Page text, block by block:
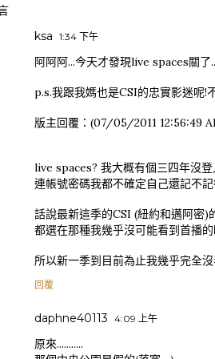
ksa 1:34 下午
阿阿阿...今天才發現live spaces關了
p.s.我跟我媽也是CSI的忠實影迷呢!
版主回覆：(07/05/2011 12:56:49
live spaces? 我大概有個三四年沒
連帳號密碼我都不確定自己還記不
話說最新這季的CSI (紐約和邁阿密)
都選在那種我幾乎沒可能看到首播
所以新一季到目前為止我幾乎完全
回覆
daphne40113 4:09 上午
原來...........